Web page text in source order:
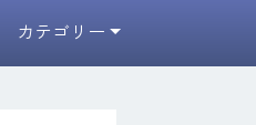
カテゴリー